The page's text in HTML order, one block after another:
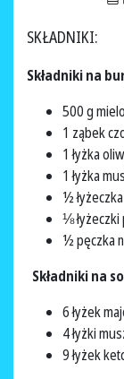
SKŁADNIKI:
Składniki na
500 g
1 ząbek
1 łyżka
1 łyżka
½
⅛ łyżeczki
½ pęczka
Składniki na
6 łyżek
4 łyżki
9 łyżek